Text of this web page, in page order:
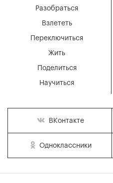
Разобраться
Взлететь
Переключиться
Жить
Поделиться
Научиться
ВКонтакте
Одноклассники